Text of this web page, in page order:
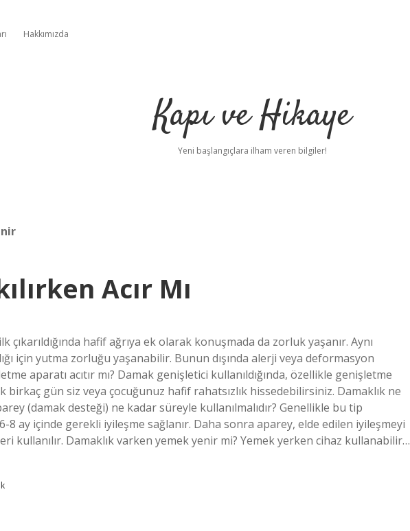
Hakkımızda
Kapı ve Hikaye
Yeni başlangıçlara ilham veren bilgiler!
Acır Mı
çıkarıldığında hafif ağrıya ek olarak konuşmada da zorluk yaşanır. Aynı
için yutma zorluğu yaşanabilir. Bunun dışında alerji veya deformasyon
aparatı acıtır mı? Damak genişletici kullanıldığında, özellikle genişletme
birkaç gün siz veya çocuğunuz hafif rahatsızlık hissedebilirsiniz. Damaklık ne
(damak desteği) ne kadar süreyle kullanılmalıdır? Genellikle bu tip
8 ay içinde gerekli iyileşme sağlanır. Daha sonra aparey, elde edilen iyileşmeyi
kullanılır. Damaklık varken yemek yenir mi? Yemek yerken cihaz kullanabilir…